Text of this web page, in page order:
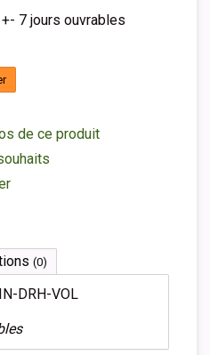
7 jours ouvrables
de ce produit
(0)
DRH-VOL